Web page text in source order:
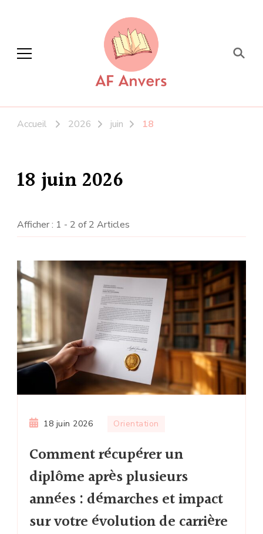
AF Anvers
Accueil 2026 juin 18
18 juin 2026
Afficher : 1 - 2 of 2 Articles
18 juin 2026 Orientation
Comment récupérer un
diplôme après plusieurs
années : démarches et impact
sur votre évolution de carrière